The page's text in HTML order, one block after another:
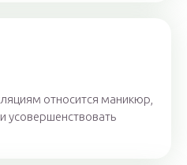
относится маникюр,
усовершенствовать